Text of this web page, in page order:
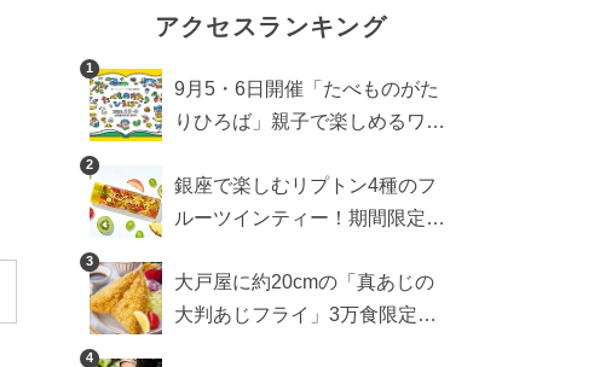
アクセスランキング
1
9月5・6日開催「たべものがた
りひろば」親子で楽しめるワー
ーなどをご紹介
2
銀座で楽しむリプトン4種のフ
ルーツインティー！期間限定キ
3
大戸屋に約20cmの「真あじの
大判あじフライ」3万食限定で
4